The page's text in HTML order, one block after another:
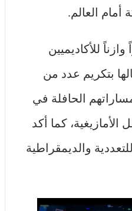
أمام العالم.
للأكاديميين
بتكريم عدد من
الحافلة في
كما أكد
والديمقراطية